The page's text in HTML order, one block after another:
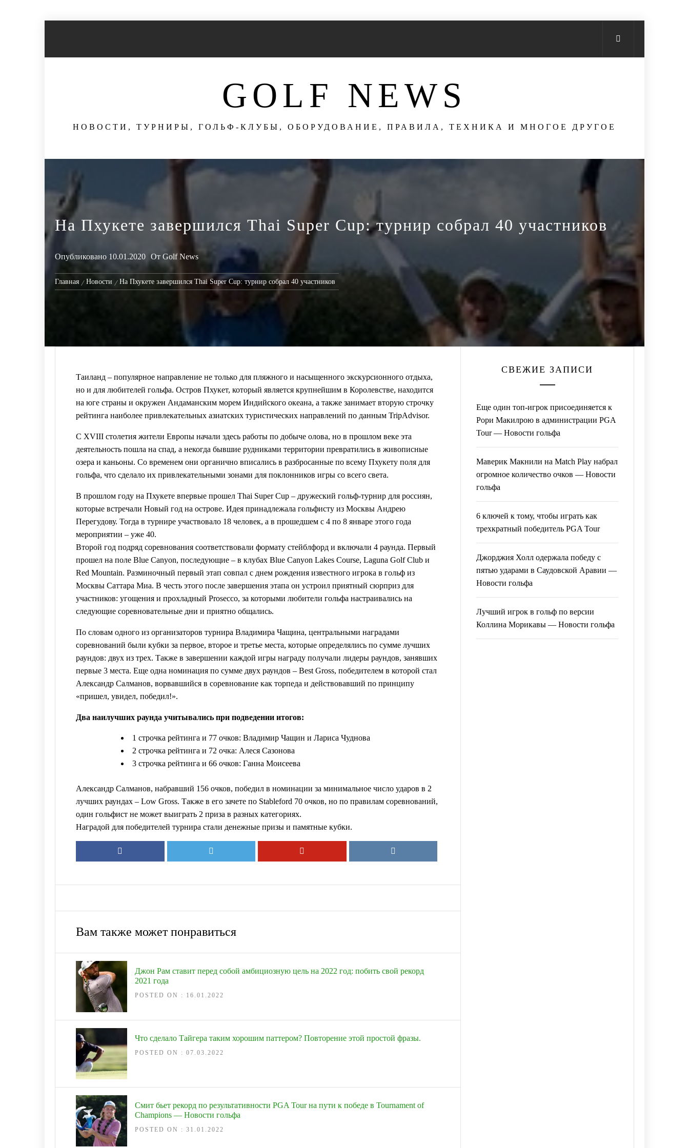
GOLF NEWS
НОВОСТИ, ТУРНИРЫ, ГОЛЬФ-КЛУБЫ, ОБОРУДОВАНИЕ, ПРАВИЛА, ТЕХНИКА И МНОГОЕ ДРУГОЕ
На Пхукете завершился Thai Super Cup: турнир собрал 40 участников
Опубликовано 10.01.2020 От Golf News
Главная Новости На Пхукете завершился Thai Super Cup: турнир собрал 40 участников
Таиланд – популярное направление не только для пляжного и насыщенного экскурсионного отдыха,
но и для любителей гольфа. Остров Пхукет, который является крупнейшим в Королевстве, находится
на юге страны и окружен Андаманским морем Индийского океана, а также занимает вторую строчку
рейтинга наиболее привлекательных азиатских туристических направлений по данным TripAdvisor.
С XVIII столетия жители Европы начали здесь работы по добыче олова, но в прошлом веке эта
деятельность пошла на спад, а некогда бывшие рудниками территории превратились в живописные
озера и каньоны. Со временем они органично вписались в разбросанные по всему Пхукету поля для
гольфа, что сделало их привлекательными зонами для поклонников игры со всего света.
В прошлом году на Пхукете впервые прошел Thai Super Cup – дружеский гольф-турнир для россиян,
которые встречали Новый год на острове. Идея принадлежала гольфисту из Москвы Андрею
Перегудову. Тогда в турнире участвовало 18 человек, а в прошедшем с 4 по 8 январе этого года
мероприятии – уже 40.
Второй год подряд соревнования соответствовали формату стейблфорд и включали 4 раунда. Первый
прошел на поле Blue Canyon, последующие – в клубах Blue Canyon Lakes Course, Laguna Golf Club и
Red Mountain. Разминочный первый этап совпал с днем рождения известного игрока в гольф из
Москвы Саттара Миа. В честь этого после завершения этапа он устроил приятный сюрприз для
участников: угощения и прохладный Prosecco, за которыми любители гольфа настраивались на
следующие соревновательные дни и приятно общались.
По словам одного из организаторов турнира Владимира Чащина, центральными наградами
соревнований были кубки за первое, второе и третье места, которые определялись по сумме лучших
раундов: двух из трех. Также в завершении каждой игры награду получали лидеры раундов, занявших
первые 3 места. Еще одна номинация по сумме двух раундов – Best Gross, победителем в которой стал
Александр Салманов, ворвавшийся в соревнование как торпеда и действовавший по принципу
«пришел, увидел, победил!».
Два наилучших раунда учитывались при подведении итогов:
1 строчка рейтинга и 77 очков: Владимир Чащин и Лариса Чуднова
2 строчка рейтинга и 72 очка: Алеся Сазонова
3 строчка рейтинга и 66 очков: Ганна Моисеева
Александр Салманов, набравший 156 очков, победил в номинации за минимальное число ударов в 2
лучших раундах – Low Gross. Также в его зачете по Stableford 70 очков, но по правилам соревнований,
один гольфист не может выиграть 2 приза в разных категориях.
Наградой для победителей турнира стали денежные призы и памятные кубки.
Вам также может понравиться
Джон Рам ставит перед собой амбициозную цель на 2022 год: побить свой рекорд
2021 года
POSTED ON : 16.01.2022
Что сделало Тайгера таким хорошим паттером? Повторение этой простой фразы.
POSTED ON : 07.03.2022
Смит бьет рекорд по результативности PGA Tour на пути к победе в Tournament of
Champions — Новости гольфа
POSTED ON : 31.01.2022
СВЕЖИЕ ЗАПИСИ
Еще один топ-игрок присоединяется к
Рори Макилрою в администрации PGA
Tour — Новости гольфа
Маверик Макнили на Match Play набрал
огромное количество очков — Новости
гольфа
6 ключей к тому, чтобы играть как
трехкратный победитель PGA Tour
Джорджия Холл одержала победу с
пятью ударами в Саудовской Аравии —
Новости гольфа
Лучший игрок в гольф по версии
Коллина Морикавы — Новости гольфа